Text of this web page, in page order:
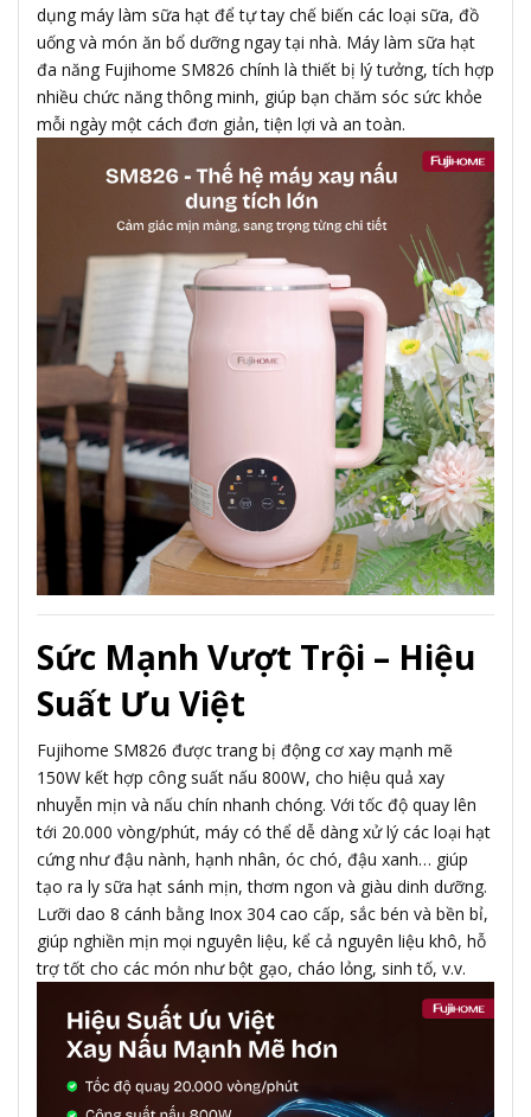
dụng máy làm sữa hạt để tự tay chế biến các loại sữa, đồ
uống và món ăn bổ dưỡng ngay tại nhà. Máy làm sữa hạt
đa năng Fujihome SM826 chính là thiết bị lý tưởng, tích hợp
nhiều chức năng thông minh, giúp bạn chăm sóc sức khỏe
mỗi ngày một cách đơn giản, tiện lợi và an toàn.
Sức Mạnh Vượt Trội – Hiệu
Suất Ưu Việt
Fujihome SM826 được trang bị động cơ xay mạnh mẽ
150W kết hợp công suất nấu 800W, cho hiệu quả xay
nhuyễn mịn và nấu chín nhanh chóng. Với tốc độ quay lên
tới 20.000 vòng/phút, máy có thể dễ dàng xử lý các loại hạt
cứng như đậu nành, hạnh nhân, óc chó, đậu xanh… giúp
tạo ra ly sữa hạt sánh mịn, thơm ngon và giàu dinh dưỡng.
Lưỡi dao 8 cánh bằng Inox 304 cao cấp, sắc bén và bền bỉ,
giúp nghiền mịn mọi nguyên liệu, kể cả nguyên liệu khô, hỗ
trợ tốt cho các món như bột gạo, cháo lỏng, sinh tố, v.v.